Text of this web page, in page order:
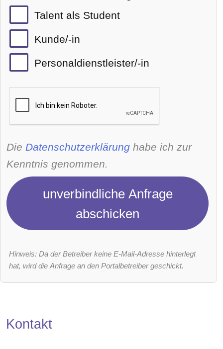
Talent als Student
Kunde/-in
Personaldienstleister/-in
Die Datenschutzerklärung habe ich zur
Kenntnis genommen.
unverbindliche Anfrage
abschicken
Hinweis: Da der Betreiber keine E-Mail-Adresse hinterlegt
hat, wird die Anfrage an den Portalbetreiber geschickt.
Kontakt